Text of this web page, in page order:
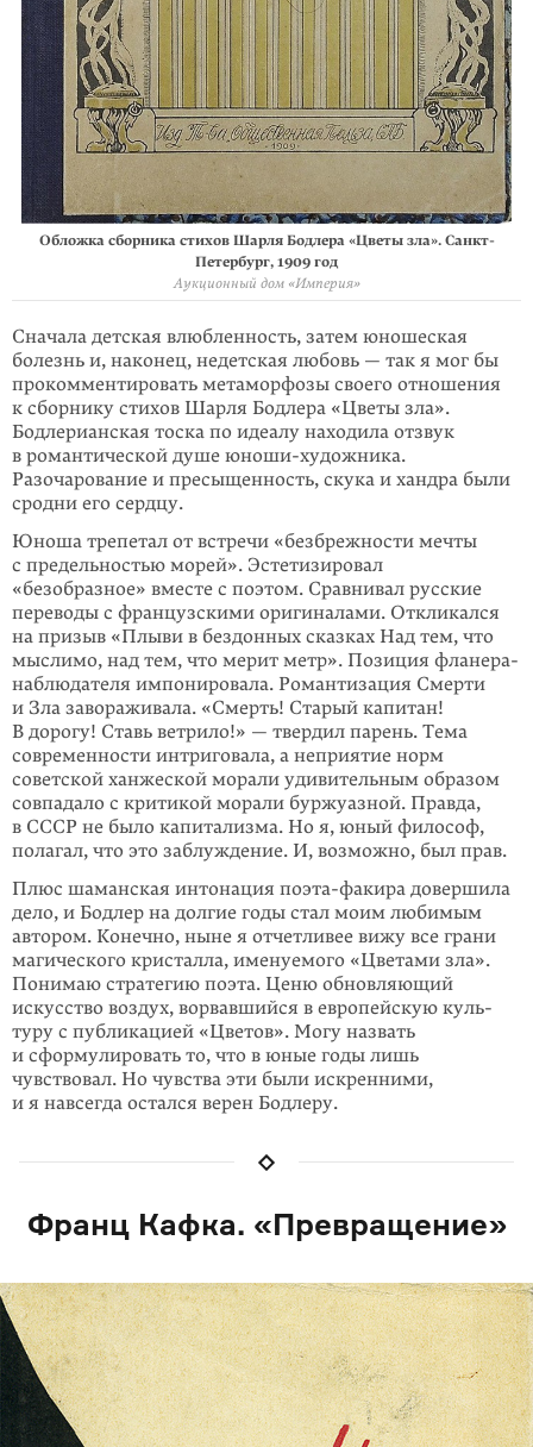
Обложка сборника стихов Шарля Бодлера «Цветы зла». Санкт-
Петербург, 1909 год
Аукционный дом «Империя»
Сначала детская влюбленность, затем юношеская
болезнь и, наконец, недетская любовь — так я мог бы
прокомментировать метаморфозы своего отношения
к сборнику стихов Шарля Бодлера «Цветы зла».
Бодлерианская тоска по идеалу находила отзвук
в романтической душе юноши-художника.
Разочарование и пресыщенность, скука и хандра были
сродни его сердцу.
Юноша трепетал от встречи «безбрежности мечты
с предельностью морей». Эстетизировал
«безобразное» вместе с поэтом. Сравнивал русские
переводы с французскими оригиналами. Откликался
на призыв «Плыви в бездонных сказках Над тем, что
мыслимо, над тем, что мерит метр». Позиция фланера-
наблюдателя импонировала. Романтизация Смерти
и Зла завораживала. «Смерть! Старый капитан!
В дорогу! Ставь ветрило!» — твердил парень. Тема
современности интриговала, а неприятие норм
советской ханжеской морали удивительным образом
совпадало с критикой морали буржуазной. Правда,
в СССР не было капитализма. Но я, юный философ,
полагал, что это заблужде­ние. И, возможно, был прав.
Плюс шаманская интонация поэта-факира довершила
дело, и Бодлер на долгие годы стал моим любимым
автором. Конечно, ныне я отчетливее вижу все грани
магического кристалла, именуемого «Цветами зла».
Понимаю стратегию поэта. Ценю обновляющий
искусство воздух, ворвавшийся в европейскую куль­
туру с публикацией «Цветов». Могу назвать
и сформулировать то, что в юные годы лишь
чувствовал. Но чувства эти были искренними,
и я навсегда остался верен Бодлеру.
Франц Кафка. «Превращение»